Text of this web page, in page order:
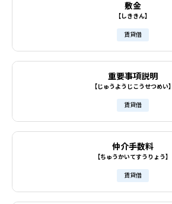
敷金
【しききん】
賃貸借
重要事項説明
【じゅうようじこうせつめい】
賃貸借
仲介手数料
【ちゅうかいてすうりょう】
賃貸借